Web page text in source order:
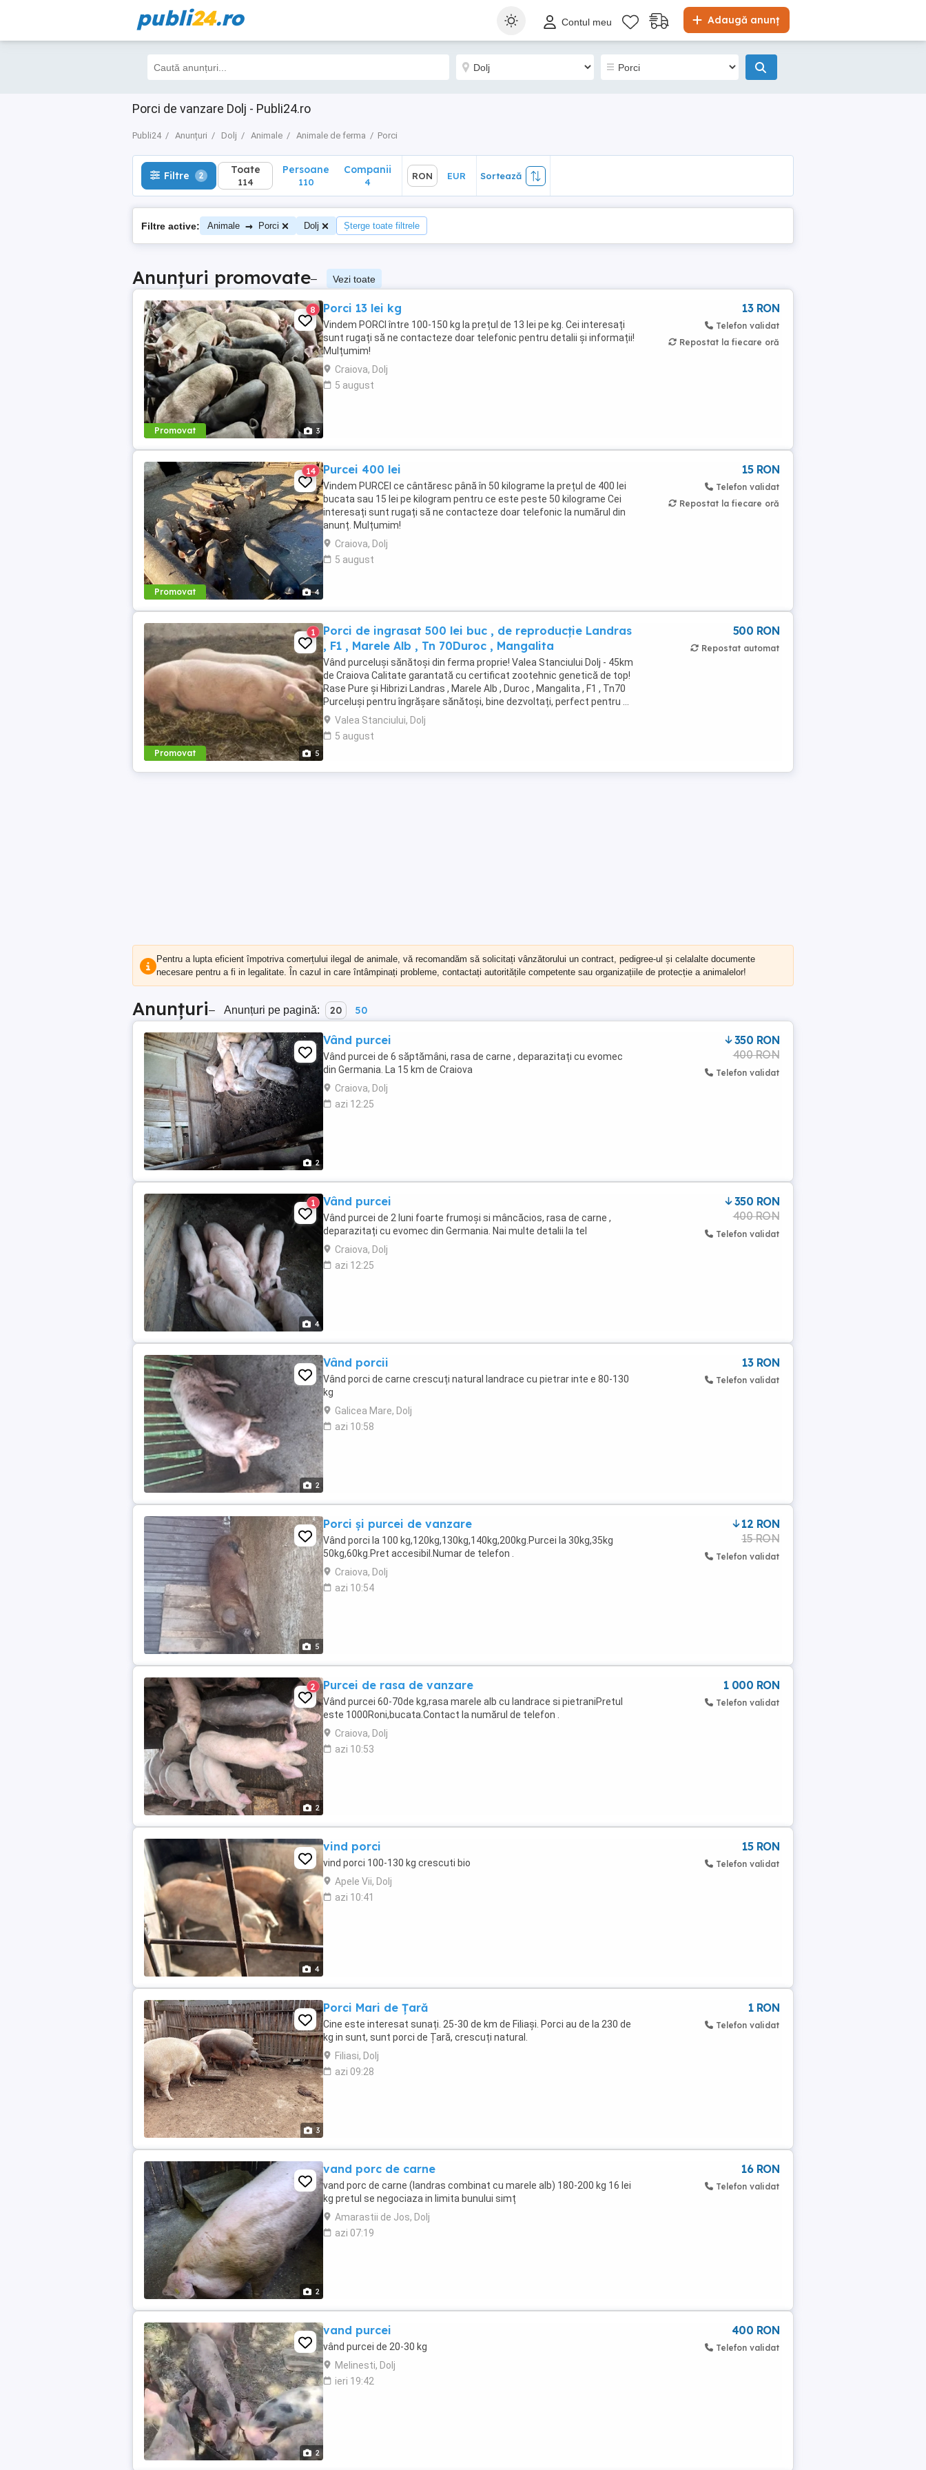
publi24.ro Adaugă anunț
Contul meu
Porci de vanzare Dolj - Publi24.ro
Publi24 Anunțuri Dolj Animale Animale de ferma Porci
Filtre 2 Toate
114
Sortează
Filtre 2 Toate
114
Persoane
110
Companii
4
RON EUR Sortează
Filtre active: Animale → Porci Dolj Șterge toate filtrele
Anunțuri promovate– Vezi toate
Promovat 3
8 Porci 13 lei kg
Vindem PORCI între 100-150 kg la prețul de 13 lei pe kg. Cei interesați
sunt rugați să ne contacteze doar telefonic pentru detalii și informații!
Mulțumim!
Craiova, Dolj
5 august
13 RON
Telefon validat
Repostat la fiecare oră
Promovat 4
14 Purcei 400 lei
Vindem PURCEI ce cântăresc până în 50 kilograme la prețul de 400 lei
bucata sau 15 lei pe kilogram pentru ce este peste 50 kilograme Cei
interesați sunt rugați să ne contacteze doar telefonic la numărul din
anunț. Mulțumim!
Craiova, Dolj
5 august
15 RON
Telefon validat
Repostat la fiecare oră
Promovat 5
1
Porci de ingrasat 500 lei buc , de reproducție Landras
, F1 , Marele Alb , Tn 70Duroc , Mangalita
Vând purceluși sănătoși din ferma proprie! Valea Stanciului Dolj - 45km
de Craiova Calitate garantată cu certificat zootehnic genetică de top!
Rase Pure și Hibrizi Landras , Marele Alb , Duroc , Mangalita , F1 , Tn70
Purceluși pentru îngrășare sănătoși, bine dezvoltați, perfect pentru ...
Valea Stanciului, Dolj
5 august
500 RON
Repostat automat
Pentru a lupta eficient împotriva comerțului ilegal de animale, vă recomandăm să solicitați vânzătorului un contract, pedigree-ul și celalalte documente
necesare pentru a fi in legalitate. În cazul in care întâmpinați probleme, contactați autoritățile competente sau organizațiile de protecție a animalelor!
Anunțuri– Anunțuri pe pagină: 20 50
2
Vând purcei
Vând purcei de 6 săptămâni, rasa de carne , deparazitați cu evomec
din Germania. La 15 km de Craiova
Craiova, Dolj
azi 12:25
350 RON
400 RON
Telefon validat
4
1 Vând purcei
Vând purcei de 2 luni foarte frumoși si mâncăcios, rasa de carne ,
deparazitați cu evomec din Germania. Nai multe detalii la tel
Craiova, Dolj
azi 12:25
350 RON
400 RON
Telefon validat
2
Vând porcii
Vând porci de carne crescuți natural landrace cu pietrar inte e 80-130
kg
Galicea Mare, Dolj
azi 10:58
13 RON
Telefon validat
5
Porci și purcei de vanzare
Vând porci la 100 kg,120kg,130kg,140kg,200kg.Purcei la 30kg,35kg
50kg,60kg.Pret accesibil.Numar de telefon .
Craiova, Dolj
azi 10:54
12 RON
15 RON
Telefon validat
2
2 Purcei de rasa de vanzare
Vând purcei 60-70de kg,rasa marele alb cu landrace si pietraniPretul
este 1000Roni,bucata.Contact la numărul de telefon .
Craiova, Dolj
azi 10:53
1 000 RON
Telefon validat
4
vind porci
vind porci 100-130 kg crescuti bio
Apele Vii, Dolj
azi 10:41
15 RON
Telefon validat
3
Porci Mari de Țară
Cine este interesat sunați. 25-30 de km de Filiași. Porci au de la 230 de
kg in sunt, sunt porci de Țară, crescuți natural.
Filiasi, Dolj
azi 09:28
1 RON
Telefon validat
2
vand porc de carne
vand porc de carne (landras combinat cu marele alb) 180-200 kg 16 lei
kg pretul se negociaza in limita bunului simț
Amarastii de Jos, Dolj
azi 07:19
16 RON
Telefon validat
2
vand purcei
vând purcei de 20-30 kg
Melinesti, Dolj
ieri 19:42
400 RON
Telefon validat